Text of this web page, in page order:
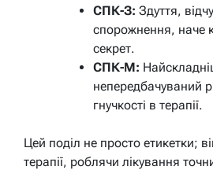
СПК-З: Здуття,
спорожнення, наче
секрет.
СПК-М:
непередбачуваний
гнучкості в терапії.
Цей поділ не просто етикетки;
терапії, роблячи лікування